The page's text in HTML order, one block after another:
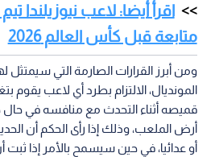
اقرأ أيضا: لاعب نيوزيلندا
متابعة قبل كأس العالم 2026
ومن أبرز القرارات الصارمة التي
المونديال، الالتزام بطرد أي لاعب يقوم
قميصه أثناء التحدث مع منافسه في
أرض الملعب، وذلك إذا رأى الحكم أن
أو عدائيا، في حين سيسمح بالأمر إذا ثبت